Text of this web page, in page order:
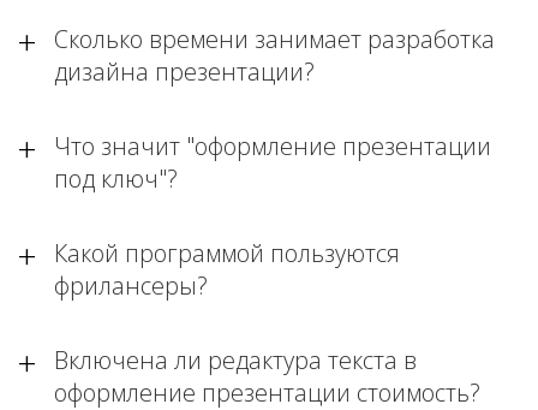
Сколько времени занимает разработка
дизайна презентации?
Что значит "оформление презентации
под ключ"?
Какой программой пользуются
фрилансеры?
Включена ли редактура текста в
оформление презентации стоимость?